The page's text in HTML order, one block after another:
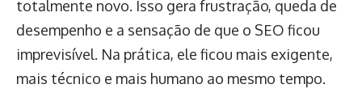
totalmente novo. Isso gera frustração, queda de
desempenho e a sensação de que o SEO ficou
imprevisível. Na prática, ele ficou mais exigente,
mais técnico e mais humano ao mesmo tempo.